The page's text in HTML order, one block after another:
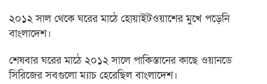
২০১২ সাল থেকে ঘরের মাঠে হোয়াইটওয়াশের মুখে পড়েনি
বাংলাদেশ।
শেষবার ঘরের মাঠে ২০১২ সালে পাকিস্তানের কাছে ওয়ানডে
সিরিজের সবগুলো ম্যাচ হেরেছিল বাংলাদেশ।